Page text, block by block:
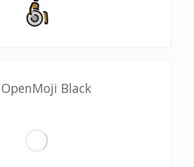
OpenMoji Black